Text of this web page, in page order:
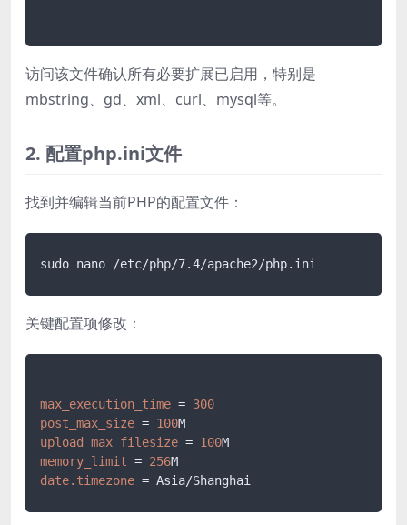
访问该文件确认所有必要扩展已启用，特别是
mbstring、gd、xml、curl、mysql等。
2. 配置php.ini文件
找到并编辑当前PHP的配置文件：
关键配置项修改：
max_execution_time = 300
post_max_size = 100
upload_max_filesize = 100
memory_limit = 256
date.timezone